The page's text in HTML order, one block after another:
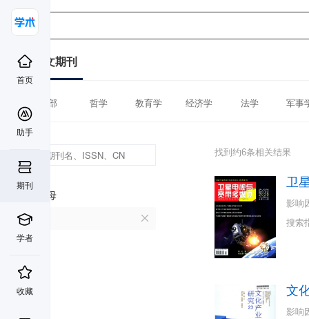
首页
助手
期刊
学者
收藏
中文期刊
全部 哲学 教育学 经济学 法学 军事
首字母
W
找到约6条相关结果
卫
影响
搜索
文
影响